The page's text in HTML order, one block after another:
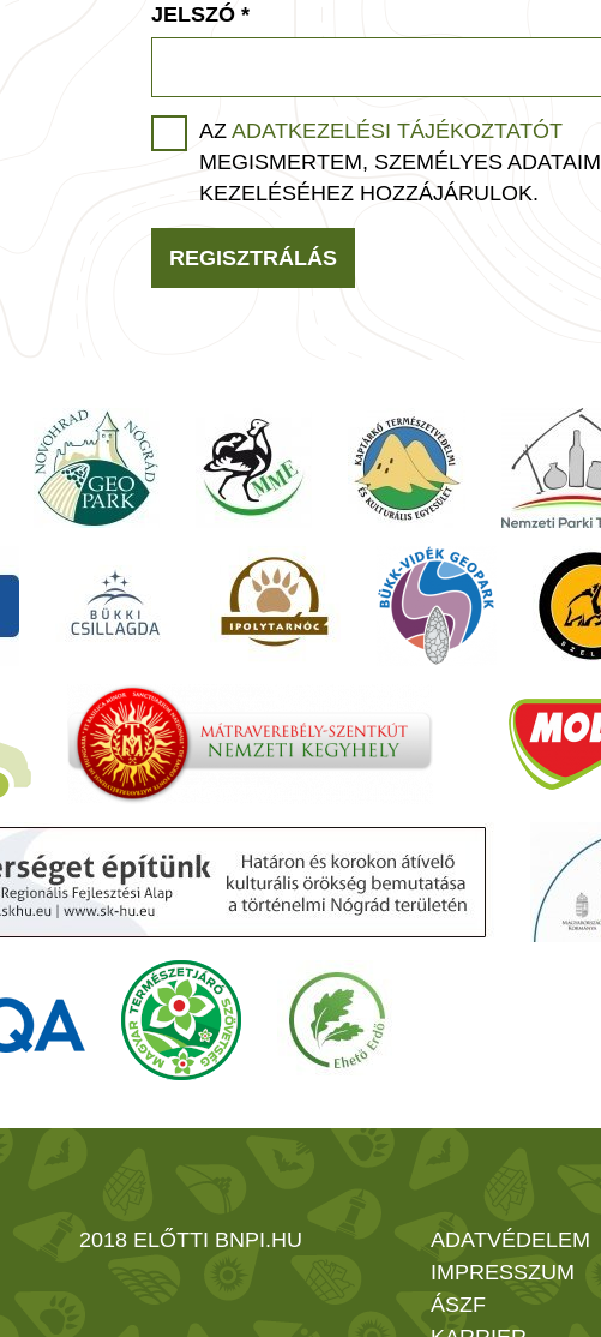
JELSZÓ *
AZ ADATKEZELÉSI TÁJÉKOZTATÓT
MEGISMERTEM, SZEMÉLYES ADATAIM
KEZELÉSÉHEZ HOZZÁJÁRULOK.
REGISZTRÁLÁS
2018 ELŐTTI BNPI.HU
ADATVÉDELEM
IMPRESSZUM
ÁSZF